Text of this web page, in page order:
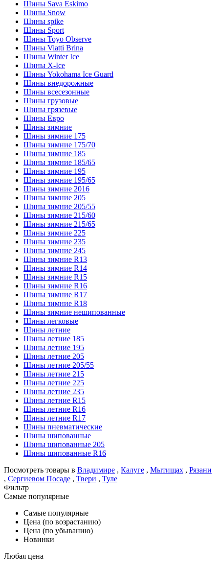
Шины Sava Eskimo
Шины Snow
Шины spike
Шины Sport
Шины Toyo Observe
Шины Viatti Brina
Шины Winter Ice
Шины X-Ice
Шины Yokohama Ice Guard
Шины внедорожные
Шины всесезонные
Шины грузовые
Шины грязевые
Шины Евро
Шины зимние
Шины зимние 175
Шины зимние 175/70
Шины зимние 185
Шины зимние 185/65
Шины зимние 195
Шины зимние 195/65
Шины зимние 2016
Шины зимние 205
Шины зимние 205/55
Шины зимние 215/60
Шины зимние 215/65
Шины зимние 225
Шины зимние 235
Шины зимние 245
Шины зимние R13
Шины зимние R14
Шины зимние R15
Шины зимние R16
Шины зимние R17
Шины зимние R18
Шины зимние нешипованные
Шины легковые
Шины летние
Шины летние 185
Шины летние 195
Шины летние 205
Шины летние 205/55
Шины летние 215
Шины летние 225
Шины летние 235
Шины летние R15
Шины летние R16
Шины летние R17
Шины пневматические
Шины шипованные
Шины шипованные 205
Шины шипованные R16
Посмотреть товары в Владимире , Калуге , Мытищах , Рязани
, Сергиевом Посаде , Твери , Туле
Фильтр
Самые популярные
Самые популярные
Цена (по возрастанию)
Цена (по убыванию)
Новинки
Любая цена